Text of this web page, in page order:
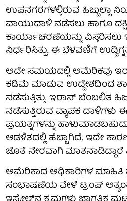
ಉಪನಗರಗಳಲ್ಲಿರುವ ಹಿಜ್ಬುಲ್ಲಾ
ವಾಯುದಾಳಿ ನಡೆಸಲು ಹಾಗೂ
ಕಾರ್ಯಾಚರಣೆಯನ್ನು ವಿಸ್ತರಿಸಲು
ನಿರ್ಧರಿಸಿತ್ತು. ಈ ಬೆಳವಣಿಗೆ
ಅದೇ ಸಮಯದಲ್ಲಿ ಅಮೆರಿಕವು
ಕಡಿಮೆ ಮಾಡುವ ಉದ್ದೇಶದಿಂದ
ನಡೆಸುತ್ತಿತ್ತು. ಇರಾನ್ ಬೆಂಬಲಿತ
ನಡೆಸುತ್ತಿರುವ ವ್ಯಾಪಕ ದಾಳಿಗಳು
ಪ್ರಯತ್ನಗಳನ್ನು
ಆಡಳಿತದಲ್ಲಿ ಹೆಚ್ಚಾಗಿದೆ. ಇದೇ
ಜೊತೆ ನೇರವಾಗಿ ಮಾತನಾಡಿದ್ದಾರೆ
ಅಮೆರಿಕಾದ ಅಧಿಕಾರಿಗಳ ಮಾಹಿತಿ
ಸಂಭಾಷಣೆಯ ವೇಳೆ ಟ್ರಂಪ್